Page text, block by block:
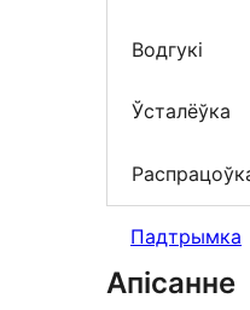
Водгукі
Ўсталёўка
Падтрымка
Апісанне